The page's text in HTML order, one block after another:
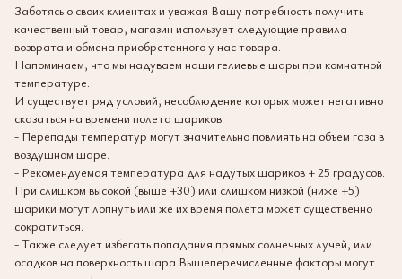
Заботясь о своих клиентах и уважая Вашу потребность получить
качественный товар, магазин использует следующие правила
возврата и обмена приобретенного у нас товара.
Напоминаем, что мы надуваем наши гелиевые шары при комнатной
температуре.
И существует ряд условий, несоблюдение которых может негативно
сказаться на времени полета шариков:
- Перепады температур могут значительно повлиять на объем газа в
воздушном шаре.
- Рекомендуемая температура для надутых шариков + 25 градусов.
При слишком высокой (выше +30) или слишком низкой (ниже +5)
шарики могут лопнуть или же их время полета может существенно
сократиться.
- Также следует избегать попадания прямых солнечных лучей, или
осадков на поверхность шара.Вышеперечисленные факторы могут